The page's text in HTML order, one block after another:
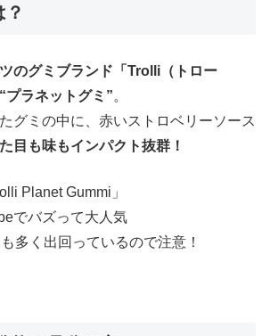
ツのグミブランド「Trolli（トロー
プラネットグミ”。
グミの中に、赤いストロベリーソース
目も味もインパクト抜群！
Planet Gummi」
でバズって大人気
多く出回っているので注意！